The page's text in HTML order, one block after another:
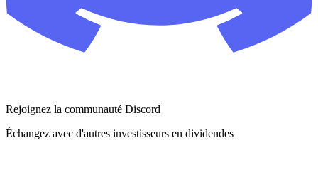
Rejoignez la communauté Discord
Échangez avec d'autres investisseurs en dividendes